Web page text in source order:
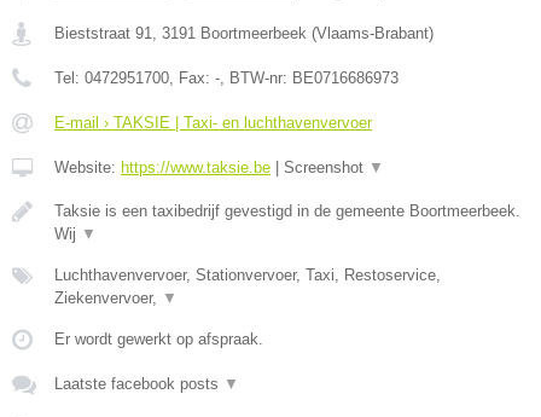
Bieststraat 91, 3191 Boortmeerbeek (Vlaams-Brabant)
Tel: 0472951700, Fax: -, BTW-nr: BE0716686973
E-mail › TAKSIE | Taxi- en luchthavenvervoer
Website: https://www.taksie.be Screenshot ▼
Taksie is een taxibedrijf gevestigd in de gemeente Boortmeerbeek.
Wij ▼
Luchthavenvervoer, Stationvervoer, Taxi, Restoservice,
Ziekenvervoer, ▼
Er wordt gewerkt op afspraak.
Laatste facebook posts ▼